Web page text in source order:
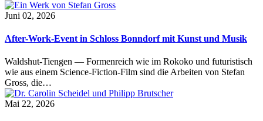
Juni 02, 2026
After-Work-Event in Schloss Bonndorf mit Kunst und Musik
Waldshut-Tiengen — Formenreich wie im Rokoko und futuristisch
wie aus einem Science-Fiction-Film sind die Arbeiten von Stefan
Gross, die…
Mai 22, 2026